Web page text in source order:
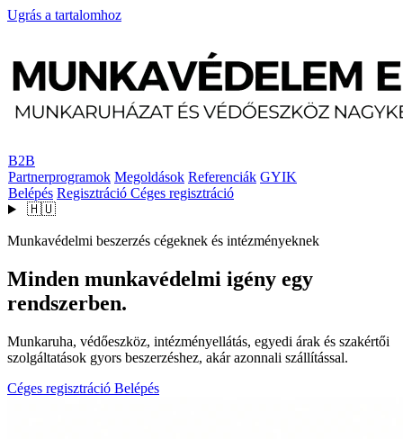
Ugrás a tartalomhoz
B2B
Partnerprogramok Megoldások Referenciák GYIK
Belépés Regisztráció Céges regisztráció
🇭🇺
Munkavédelmi beszerzés cégeknek és intézményeknek
Minden munkavédelmi igény egy
rendszerben.
Munkaruha, védőeszköz, intézményellátás, egyedi árak és szakértői
szolgáltatások gyors beszerzéshez, akár azonnali szállítással.
Céges regisztráció Belépés